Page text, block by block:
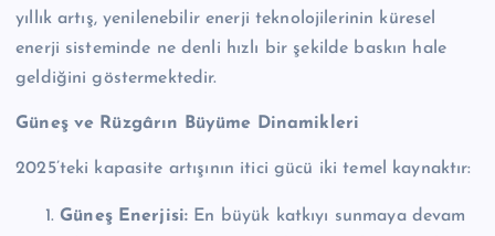
yıllık artış, yenilenebilir enerji teknolojilerinin küresel
enerji sisteminde ne denli hızlı bir şekilde baskın hale
geldiğini göstermektedir.
Güneş ve Rüzgârın Büyüme Dinamikleri
2025’teki kapasite artışının itici gücü iki temel kaynaktır:
Güneş Enerjisi: En büyük katkıyı sunmaya devam